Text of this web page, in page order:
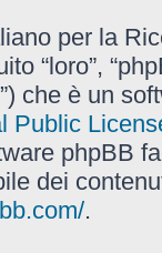
per la
“loro”,
che è un
Public
phpBB
dei
.